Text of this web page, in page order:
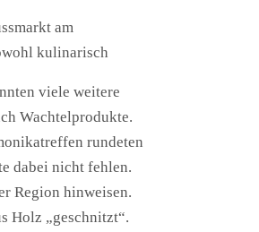
am
kulinarisch
viele weitere
Wachtelprodukte.
rundeten
dabei nicht fehlen.
Region hinweisen.
Holz „geschnitzt“.